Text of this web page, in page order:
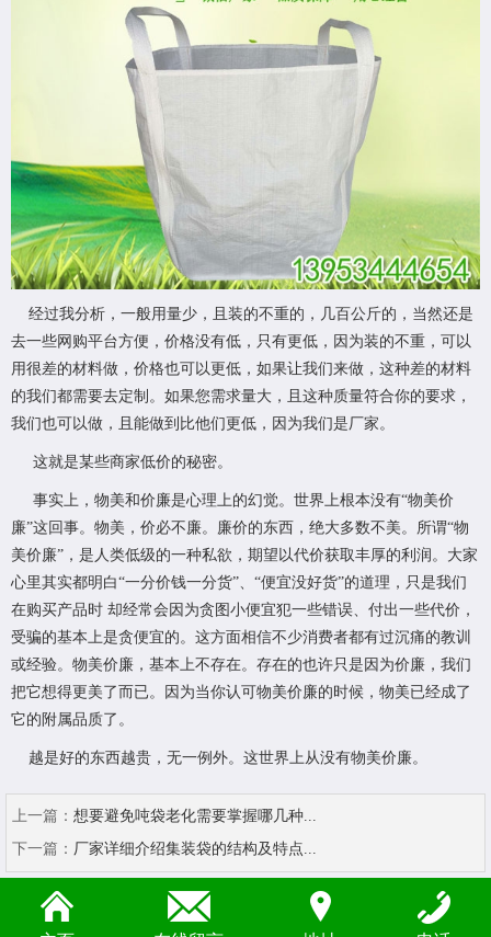
经过我分析，一般用量少，且装的不重的，几百公斤的，当然还是
去一些网购平台方便，价格没有低，只有更低，因为装的不重，可以
用很差的材料做，价格也可以更低，如果让我们来做，这种差的材料
的我们都需要去定制。如果您需求量大，且这种质量符合你的要求，
我们也可以做，且能做到比他们更低，因为我们是厂家。
这就是某些商家低价的秘密。
事实上，物美和价廉是心理上的幻觉。世界上根本没有“物美价
廉”这回事。物美，价必不廉。廉价的东西，绝大多数不美。所谓“物
美价廉”，是人类低级的一种私欲，期望以代价获取丰厚的利润。大家
心里其实都明白“一分价钱一分货”、“便宜没好货”的道理，只是我们
在购买产品时 却经常会因为贪图小便宜犯一些错误、付出一些代价，
受骗的基本上是贪便宜的。这方面相信不少消费者都有过沉痛的教训
或经验。物美价廉，基本上不存在。存在的也许只是因为价廉，我们
把它想得更美了而已。因为当你认可物美价廉的时候，物美已经成了
它的附属品质了。
越是好的东西越贵，无一例外。这世界上从没有物美价廉。
上一篇： 想要避免吨袋老化需要掌握哪几种...
下一篇： 厂家详细介绍集装袋的结构及特点...